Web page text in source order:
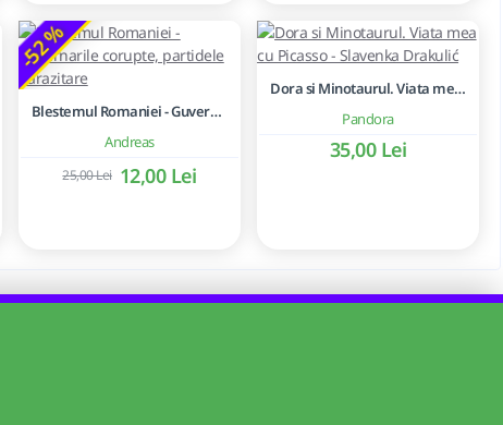
-52 %
Andreas
Blestemul Romaniei - Guvernarile corupte, partidele parazitare
12,00 Lei
25,00 Lei
Pandora
Dora si Minotaurul. Viata mea cu Picasso - Slavenka Drakulić
35,00 Lei